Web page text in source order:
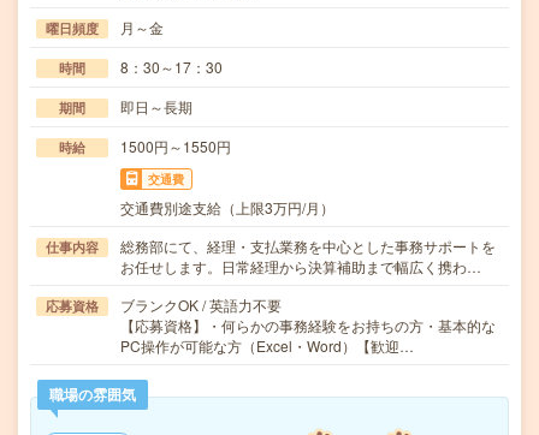
曜日頻度 月～金
時間 8：30～17：30
期間 即日～長期
時給 1500円～1550円
交通費
交通費別途支給（上限3万円/月）
仕事内容
総務部にて、経理・支払業務を中心とした事務サポートを
お任せします。日常経理から決算補助まで幅広く携わ…
応募資格
ブランクOK / 英語力不要
【応募資格】・何らかの事務経験をお持ちの方・基本的な
PC操作が可能な方（Excel・Word）【歓迎…
職場の雰囲気